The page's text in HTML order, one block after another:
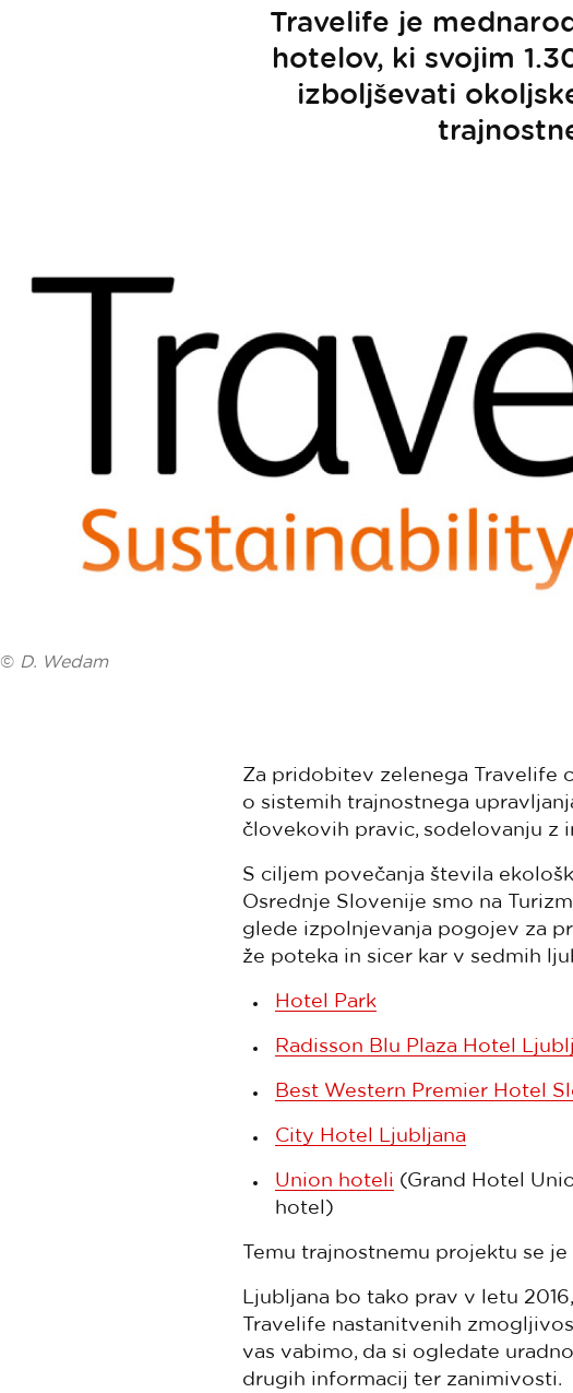
Travelife je
hotelov, ki svojim
izboljševati
© D. Wedam
Za pridobitev zelenega Travelife
o sistemih trajnostnega
človekovih pravic, sodelovanju z
S ciljem povečanja števila
Osrednje Slovenije smo na
glede izpolnjevanja pogojev za
že poteka in sicer kar v sedmih
Hotel Park
Radisson Blu Plaza Hotel
Best Western Premier Hotel
City Hotel Ljubljana
Union hoteli (Grand Hotel
hotel)
Temu trajnostnemu projektu se
Ljubljana bo tako prav v letu
Travelife nastanitvenih
vas vabimo, da si ogledate
drugih informacij ter zanimivosti.